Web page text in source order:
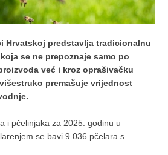
Hrvatskoj predstavlja tradicionalnu
se ne prepoznaje samo po
već i kroz oprašivačku
premašuje vrijednost
i pčelinjaka za 2025. godinu u
se bavi 9.036 pčelara s